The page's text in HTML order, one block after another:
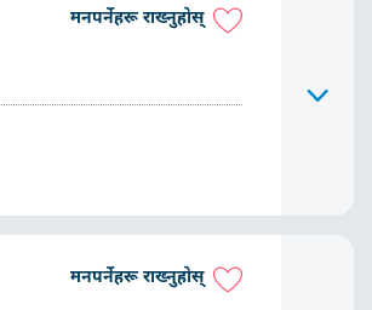
मनपर्नेहरू राख्नुहोस्
मनपर्नेहरू राख्नुहोस्